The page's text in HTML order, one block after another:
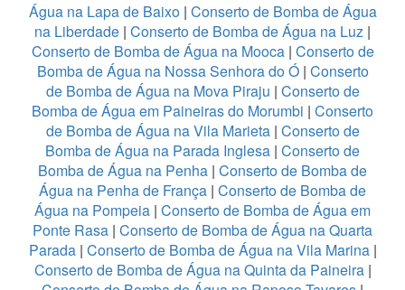
Água na Lapa de Baixo | Conserto de Bomba de Água
na Liberdade | Conserto de Bomba de Água na Luz |
Conserto de Bomba de Água na Mooca| Conserto de
Bomba de Água na Nossa Senhora do Ó| Conserto
de Bomba de Água na Mova Piraju | Conserto de
Bomba de Água em Paineiras do Morumbi | Conserto
de Bomba de Água na Vila Marieta| Conserto de
Bomba de Água na Parada Inglesa | Conserto de
Bomba de Água na Penha | Conserto de Bomba de
Água na Penha de França | Conserto de Bomba de
Água na Pompeia | Conserto de Bomba de Água em
Ponte Rasa | Conserto de Bomba de Água na Quarta
Parada| Conserto de Bomba de Água na Vila Marina|
Conserto de Bomba de Água na Quinta da Paineira|